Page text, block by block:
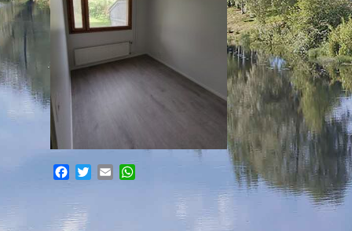
FacebookTwitterEmail